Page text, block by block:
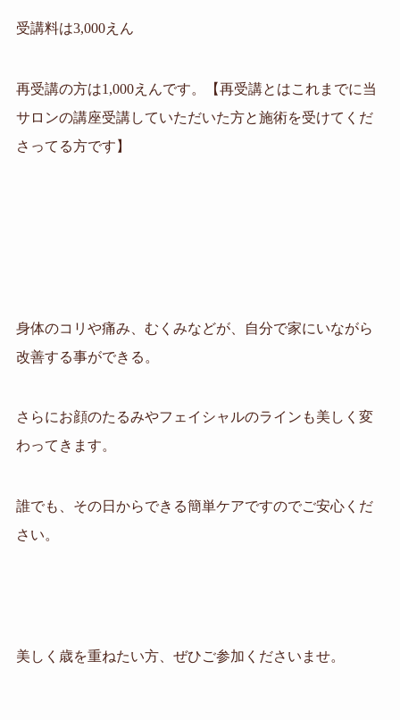
受講料は3,000えん
再受講の方は1,000えんです。【再受講とはこれまでに当
サロンの講座受講していただいた方と施術を受けてくだ
さってる方です】
身体のコリや痛み、むくみなどが、
自分で家にいながら
改善する事ができる。
さらにお顔のたるみやフェイシャルのラインも美しく変
わってきます。
誰でも、その日からできる簡単ケアですのでご安心くだ
さい。
美しく歳を重ねたい方、 ぜひご参加くださいませ。